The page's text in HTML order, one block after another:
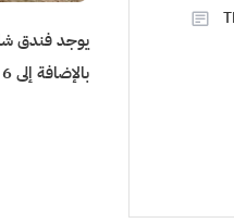
بالإضافة إلى 6 مطاعم وبار في الموقع.